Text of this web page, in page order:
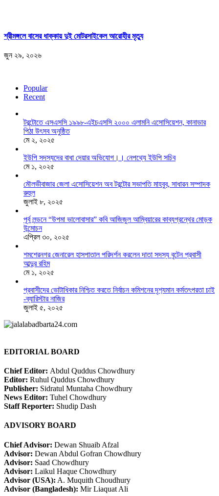
শ্রীমঙ্গলে বাসের ধাক্কায় দুই মোটরসাইকেল আরোহীর মৃত্যু
জুন ২৯, ২০২৬
Popular
Recent
টরন্টোতে এসএসসি ১৯৯৮-এইচএসসি ২০০০ এলামনি এসোসিয়েশন, কানাডার
পিঠা উৎসব অনুষ্ঠিত
মে ২, ২০২৫
ইউপি সদস্যদের বাধা দেয়ার অভিযোগ।। নেপথ্যে ইউপি সচিব
মে ১, ২০২৫
মৌলভীবাজার জেলা এসোসিয়েশন অব টরন্টোর সভাপতি মাহবুব, সাধারন সম্পাদক
রুহুল
জুলাই ৮, ২০২৫
পূর্ব লন্ডনে “উপমা ভালোবাসার” কবি আজিজুল আম্বিয়ারের কাব্যগ্রন্থের মোড়ক
উন্মোচন
এপ্রিল ৩০, ২০২৫
শমশেরনগর জেনারেল হাসপাতাল পরিদর্শন করলেন দাতা সদস্য বৃটেন প্রবাসী
আব্দুর রহিম
মে ১, ২০২৫
প্রবাসীদের ভোটাধিকার নিশ্চিত করতে নির্বাচন কমিশনের দৃশ‍্যমান কর্মতৎপরতা চাই
-ব্যারিস্টার নাজির
জুলাই ৫, ২০২৫
EDITORIAL BOARD
Chief Editor: Abdul Quddus Chowdhury
Editor: Ruhul Quddus Chowdhury
Publisher: Sidratul Muntaha Chowdhury
News Editor: Tuhel Chowdhury
Staff Reporter: Shudip Dash
ADVISORY BOARD
Chief Advisor: Dewan Shuaib Afzal
Advisor: Dewan Abdul Gofran Chowdhury
Advisor: Saad Chowdhury
Advisor: Laikul Haque Chowdhury
Advisor (USA): A. Muquith Choudhury
Advisor (Bangladesh): Mir Liaquat Ali